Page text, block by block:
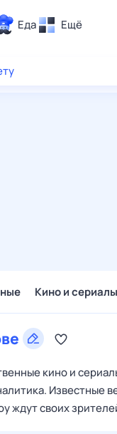
Еда Ещё
Кино и сериалы
кино и
Известные
ждут своих